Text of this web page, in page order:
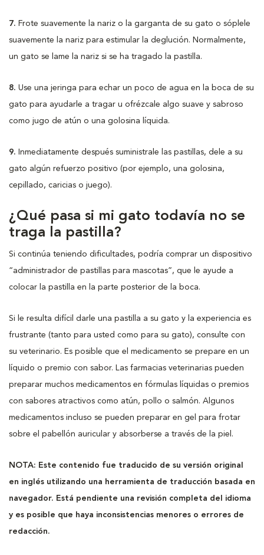
7. Frote suavemente la nariz o la garganta de su gato o sóplele
suavemente la nariz para estimular la deglución. Normalmente,
un gato se lame la nariz si se ha tragado la pastilla.
8. Use una jeringa para echar un poco de agua en la boca de su
gato para ayudarle a tragar u ofrézcale algo suave y sabroso
como jugo de atún o una golosina líquida.
9. Inmediatamente después suministrale las pastillas, dele a su
gato algún refuerzo positivo (por ejemplo, una golosina,
cepillado, caricias o juego).
¿Qué pasa si mi gato todavía no se
traga la pastilla?
Si continúa teniendo dificultades, podría comprar un dispositivo
“administrador de pastillas para mascotas”, que le ayude a
colocar la pastilla en la parte posterior de la boca.
Si le resulta difícil darle una pastilla a su gato y la experiencia es
frustrante (tanto para usted como para su gato), consulte con
su veterinario. Es posible que el medicamento se prepare en un
líquido o premio con sabor. Las farmacias veterinarias pueden
preparar muchos medicamentos en fórmulas líquidas o premios
con sabores atractivos como atún, pollo o salmón. Algunos
medicamentos incluso se pueden preparar en gel para frotar
sobre el pabellón auricular y absorberse a través de la piel.
NOTA: Este contenido fue traducido de su versión original
en inglés utilizando una herramienta de traducción basada en
navegador. Está pendiente una revisión completa del idioma
y es posible que haya inconsistencias menores o errores de
redacción.